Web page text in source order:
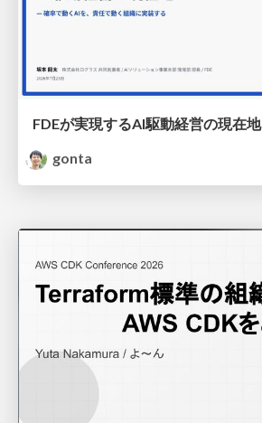
FDEが実現するAI駆動経営の現在地
gonta